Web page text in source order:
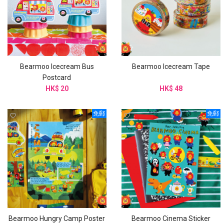
Bearmoo Icecream Bus
Postcard
HK$ 20
Bearmoo Icecream Tape
HK$ 48
免郵
Bearmoo Hungry Camp Poster
免郵
Bearmoo Cinema Sticker